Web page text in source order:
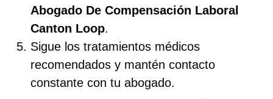
Abogado De Compensación Laboral
Canton Loop.
Sigue los tratamientos médicos
recomendados y mantén contacto
constante con tu abogado.